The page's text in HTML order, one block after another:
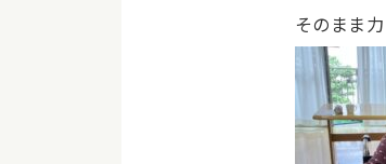
そのまま